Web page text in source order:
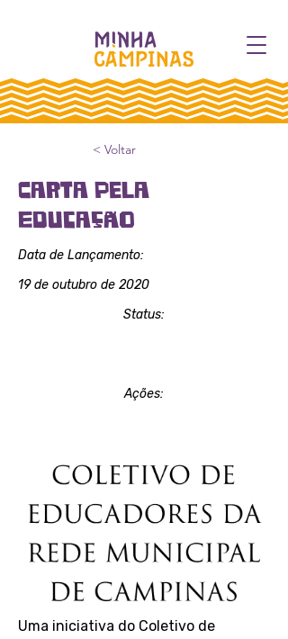
< Voltar
Carta Pela
Educação
Data de Lançamento:
19 de outubro de 2020
Status:
Ações:
Uma iniciativa do Coletivo de